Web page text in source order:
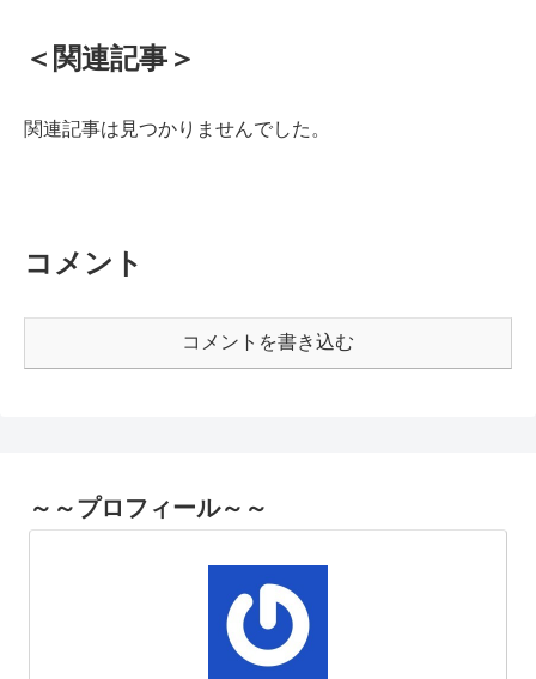
＜関連記事＞
関連記事は見つかりませんでした。
コメント
コメントを書き込む
～～プロフィール～～